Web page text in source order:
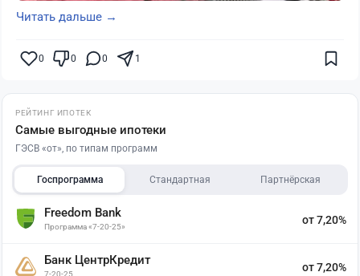
Читать дальше →
0 0 0 1
РЕЙТИНГ ИПОТЕК
Самые выгодные ипотеки
ГЭСВ «от», по типам программ
Госпрограмма Стандартная Партнёрская
Freedom Bank
Программа «7-20-25»
от 7,20%
Банк ЦентрКредит от 7,20%